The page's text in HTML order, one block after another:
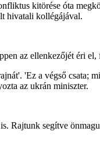
kitörése óta
hivatali kollégájával.
az ellenkezőjét éri
'Ez a végső csata;
az ukrán miniszter.
Rajtunk segítve